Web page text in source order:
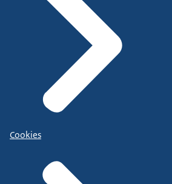
Cookies